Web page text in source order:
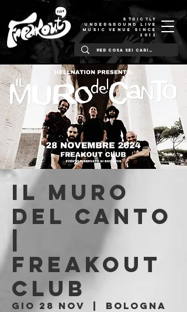
STRICTLY
UNDERGROUND LIVE
MUSIC VENUE SINCE
2012
Il Muro
Del Canto
|
Freakout
Club
gio 28 nov
Bologna